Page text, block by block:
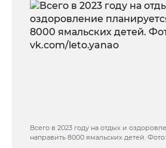
Всего в 2023 году на отдых и
направить 8000 ямальских детей.